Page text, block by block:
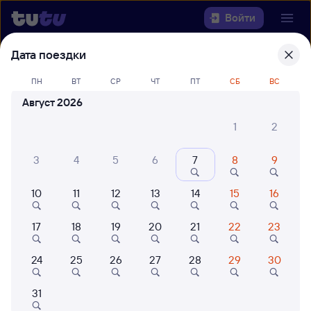
Войти
Выберите день, чтобы найти
билеты Рязань-2 — Красный Кут
Откуда
Найти поезда
Дата поездки
ПН ВТ СР ЧТ ПТ СБ ВС
Август 2026
1
2
3 4 5 6 7 8 9
10 11 12 13 14 15 16
17 18 19 20 21 22 23
24 25 26 27 28 29 30
31